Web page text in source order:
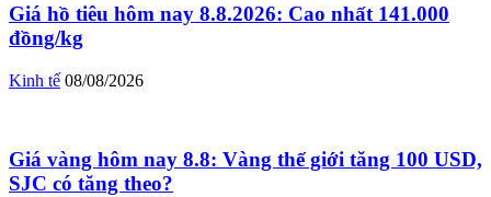
Giá hồ tiêu hôm nay 8.8.2026: Cao nhất 141.000
đồng/kg
Kinh tế 08/08/2026
Giá vàng hôm nay 8.8: Vàng thế giới tăng 100 USD,
SJC có tăng theo?